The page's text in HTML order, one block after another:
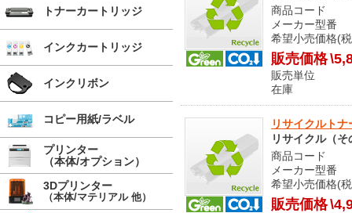
商品コー
メーカー型
希望小売価格(
販売価格
販売単
在庫 メ
リサイクルト
リサイクル（そ
商品コー
メーカー型
希望小売価格(
販売価格
トナーカートリッジ
インクカートリッジ
インクリボン
コピー用紙/ラベル
プリンター
（本体/オプション）
3Dプリンター
（本体/マテリアル 他）